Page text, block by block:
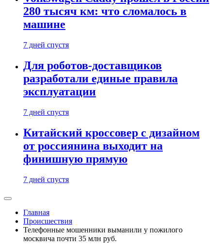
280 тысяч км: что сломалось в
машине
7 дней спустя
Для роботов-доставщиков
разработали единые правила
эксплуатации
7 дней спустя
Китайский кроссовер с дизайном
от россиянина выходит на
финишную прямую
7 дней спустя
Главная
Происшествия
Телефонные мошенники выманили у пожилого
москвича почти 35 млн руб.